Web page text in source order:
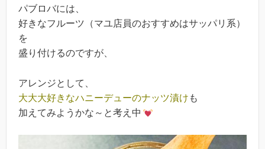
パブロバには、
好きなフルーツ（マユ店員のおすすめはサッパリ系）
を
盛り付けるのですが、
アレンジとして、
大大大好きなハニーデューのナッツ漬け も
加えてみようかな～と考え中